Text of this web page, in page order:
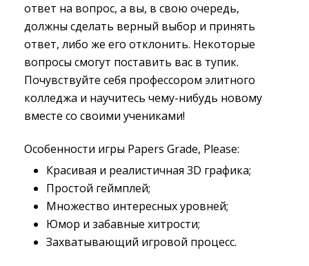
ответ на вопрос, а вы, в свою очередь,
должны сделать верный выбор и принять
ответ, либо же его отклонить. Некоторые
вопросы смогут поставить вас в тупик.
Почувствуйте себя профессором элитного
колледжа и научитесь чему-нибудь новому
вместе со своими учениками!
Особенности игры Papers Grade, Please:
Красивая и реалистичная 3D графика;
Простой геймплей;
Множество интересных уровней;
Юмор и забавные хитрости;
Захватывающий игровой процесс.